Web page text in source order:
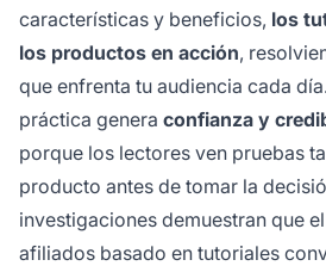
características y beneficios, los
los productos en acción,
que enfrenta tu audiencia cada
práctica genera confianza y
porque los lectores ven pruebas
producto antes de tomar la
investigaciones demuestran que
afiliados basado en tutoriales